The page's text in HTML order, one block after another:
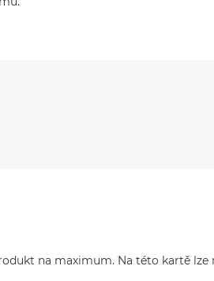
na maximum. Na této kartě